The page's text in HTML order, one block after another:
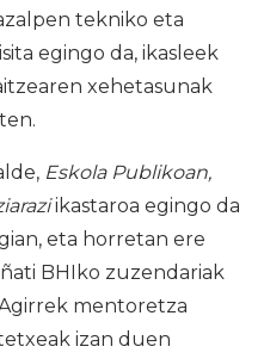
tekniko eta
egingo da, ikasleek
xehetasunak
Eskola Publikoan,
ikastaroa egingo da
eta horretan ere
BHIko zuzendariak
mentoretza
izan duen